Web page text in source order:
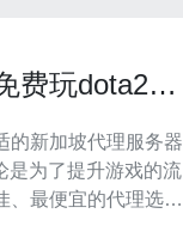
费玩dota2的
的新加坡代理服务器
是为了提升游戏的流
、最便宜的代理选项